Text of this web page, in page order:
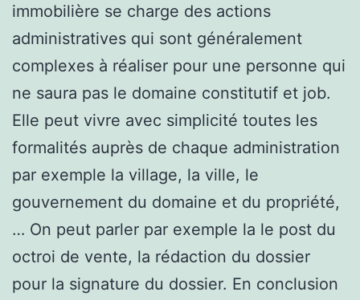
immobilière se charge des actions
administratives qui sont généralement
complexes à réaliser pour une personne qui
ne saura pas le domaine constitutif et job.
Elle peut vivre avec simplicité toutes les
formalités auprès de chaque administration
par exemple la village, la ville, le
gouvernement du domaine et du propriété,
… On peut parler par exemple la le post du
octroi de vente, la rédaction du dossier
pour la signature du dossier. En conclusion